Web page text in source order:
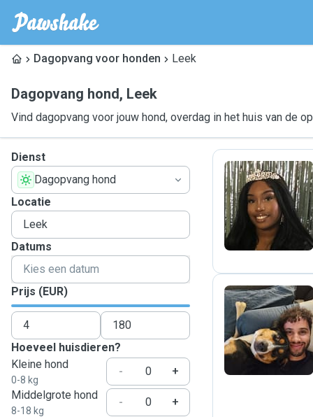
Dagopvang voor honden Leek
Dagopvang hond, Leek
Vind dagopvang voor jouw hond, overdag in het huis van de
Dienst
Dagopvang hond
Locatie
Datums
Prijs (EUR)
Hoeveel huisdieren?
Kleine hond
0-8 kg
-
+
Middelgrote hond
8-18 kg
-
+
N
M